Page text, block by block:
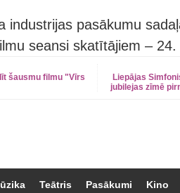
industrijas pasākumu
seansi skatītājiem –
šausmu filmu "Vīrs
Liepājas
jubilejas zīmē
Teātris Pasākumi Kino